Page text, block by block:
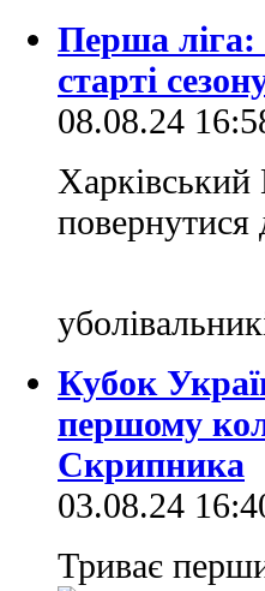
Перша ліга:
старті
08.08.24
Кубок
першому
Скрипника
03.08.24
Триває